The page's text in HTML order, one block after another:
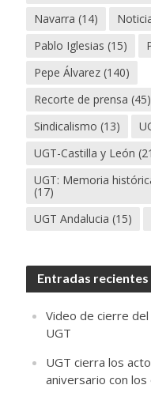
Navarra (14)
Pablo Iglesias (15)
Pepe Álvarez (140)
Recorte de prensa (45)
Sindicalismo (13)
UGT-Castilla y León
UGT: Memoria
(17)
UGT Andalucia (15)
Entradas recientes
Video de cierre
UGT
UGT cierra los
aniversario con